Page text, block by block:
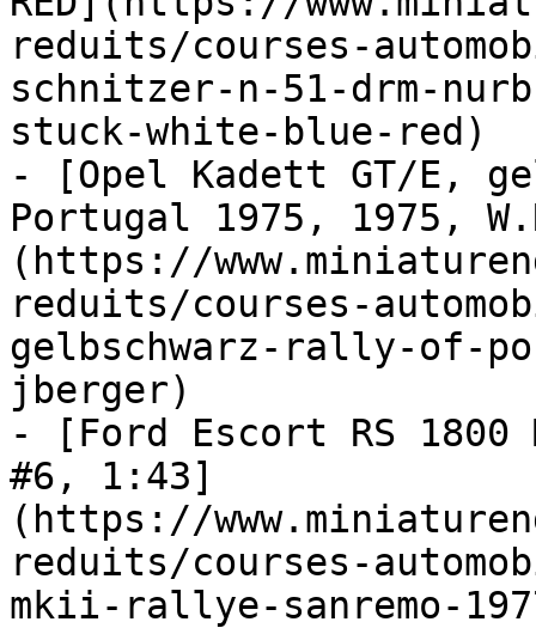
reduits/courses-
schnitzer-n-51-drm-
stuck-white-blue-red)
- [Opel Kadett GT/E,
Portugal 1975, 1975,
(https://
reduits/courses-
gelbschwarz-rally-of-
jberger)
- [Ford Escort RS 1800
#6, 1:43]
(https://
reduits/courses-
mkii-rallye-sanremo-